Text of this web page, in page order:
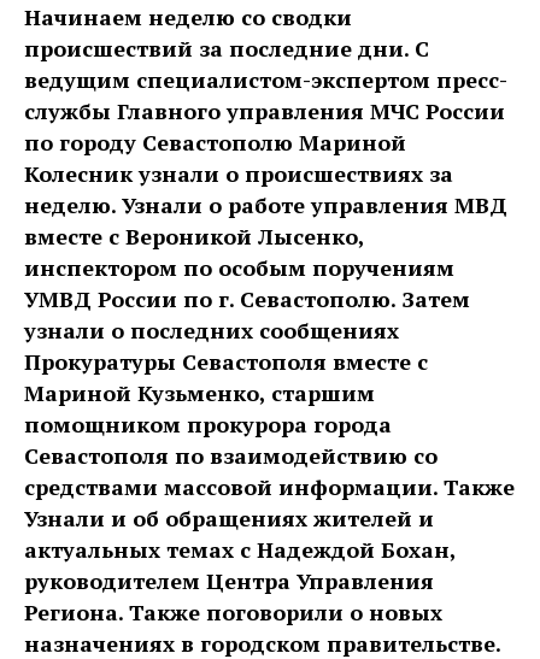
Начинаем неделю со сводки
происшествий за последние дни. С
ведущим специалистом-экспертом пресс-
службы Главного управления МЧС России
по городу Севастополю Мариной
Колесник узнали о происшествиях за
неделю. Узнали о работе управления МВД
вместе с Вероникой Лысенко,
инспектором по особым поручениям
УМВД России по г. Севастополю. Затем
узнали о последних сообщениях
Прокуратуры Севастополя вместе с
Мариной Кузьменко, старшим
помощником прокурора города
Севастополя по взаимодействию со
средствами массовой информации. Также
Узнали и об обращениях жителей и
актуальных темах с Надеждой Бохан,
руководителем Центра Управления
Региона. Также поговорили о новых
назначениях в городском правительстве.